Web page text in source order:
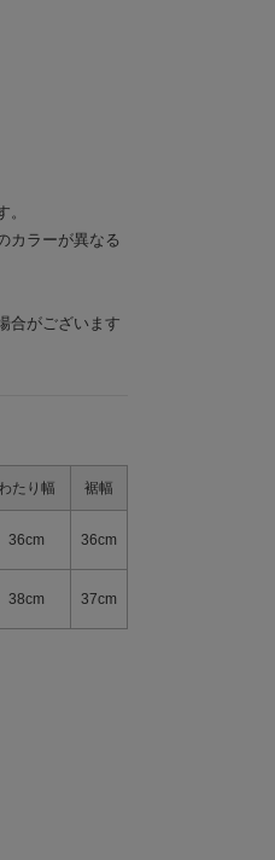
カラーが異なる
合がございます
わたり幅 裾幅
36cm 36cm
38cm 37cm